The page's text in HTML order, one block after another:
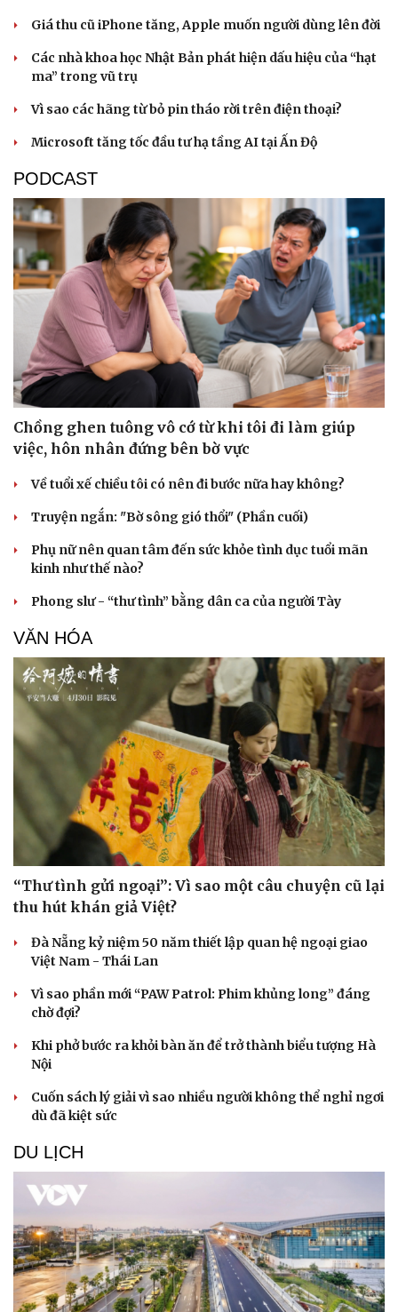
Sức khỏe
Dinh dưỡng - món ngon
Cây thuốc
Sản phụ khoa
Nhi khoa
Nam khoa
Làm đẹp - giảm cân
Phòng mạch online
Ăn sạch sống khỏe
Nhà đẹp
Tình yêu - Gia đình
Giá thu cũ iPhone tăng, Apple muốn người dùng lên đời
Các nhà khoa học Nhật Bản phát hiện dấu hiệu của “hạt
ma” trong vũ trụ
Vì sao các hãng từ bỏ pin tháo rời trên điện thoại?
Microsoft tăng tốc đầu tư hạ tầng AI tại Ấn Độ
PODCAST
Chồng ghen tuông vô cớ từ khi tôi đi làm giúp
việc, hôn nhân đứng bên bờ vực
Về tuổi xế chiều tôi có nên đi bước nữa hay không?
Truyện ngắn: "Bờ sông gió thổi" (Phần cuối)
Phụ nữ nên quan tâm đến sức khỏe tình dục tuổi mãn
kinh như thế nào?
Phong slư - “thư tình” bằng dân ca của người Tày
VĂN HÓA
“Thư tình gửi ngoại”: Vì sao một câu chuyện cũ lại
thu hút khán giả Việt?
Đà Nẵng kỷ niệm 50 năm thiết lập quan hệ ngoại giao
Việt Nam - Thái Lan
Vì sao phần mới “PAW Patrol: Phim khủng long” đáng
chờ đợi?
Khi phở bước ra khỏi bàn ăn để trở thành biểu tượng Hà
Nội
Cuốn sách lý giải vì sao nhiều người không thể nghỉ ngơi
dù đã kiệt sức
DU LỊCH